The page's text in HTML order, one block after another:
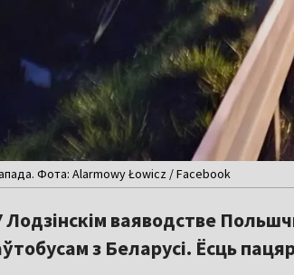
Фота: Alarmowy Łowicz / Facebook
Лодзінскім ваяводстве
з Беларусі. Ёсць